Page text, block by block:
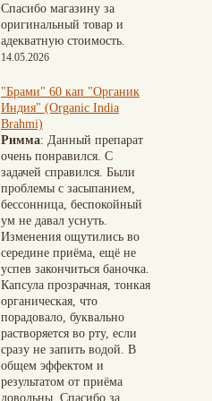
(3)
Аштаваргам
Брихатьяди(3)
Видарьяди(3)
Гуггул
Дханвантарам 101(3)
Дханвантарам тайлам(3)
Кайлаш дживан(3)
Кальянака гритам(3)
Кримикутхар рас(3)
Кунжутное масло (3)
Кутаджа(3)
Кширабала(3)
Лив 52(3)
more...
Шиладжит
(19)
Кориандр
Зира(17)
Крапива индийская(17)
Патола
Холарена - Кутаджа(17)
Шионака(17)
Аджван/Ажгон(16)
Акация катеху(16)
Кальций(16)
Укроп пахучий(16)
Дашамула(15)
Лодхра(14)
Моринга(14)
Перец кубеба(14)
Сахарный тростник
Бхунимба/Андрографис
метельчатый(13)
Гвоздика(13)
Кассия трубчатая(13)
Мезуя железная(13)
Спасибо магазину за
оригинальный товар и
адекватную стоимость.
14.05.2026
"Брами" 60 кап "Органик
Индия" (Organic India
Brahmi)
Римма: Данный препарат
очень понравился. С
задачей справился. Были
проблемы с засыпанием,
бессонница, беспокойный
ум не давал уснуть.
Изменения ощутились во
середине приёма, ещё не
успев закончиться баночка.
Капсула прозрачная, тонкая
органическая, что
порадовало, буквально
растворяется во рту, если
сразу не запить водой. В
общем эффектом и
результатом от приёма
довольны. Спасибо за